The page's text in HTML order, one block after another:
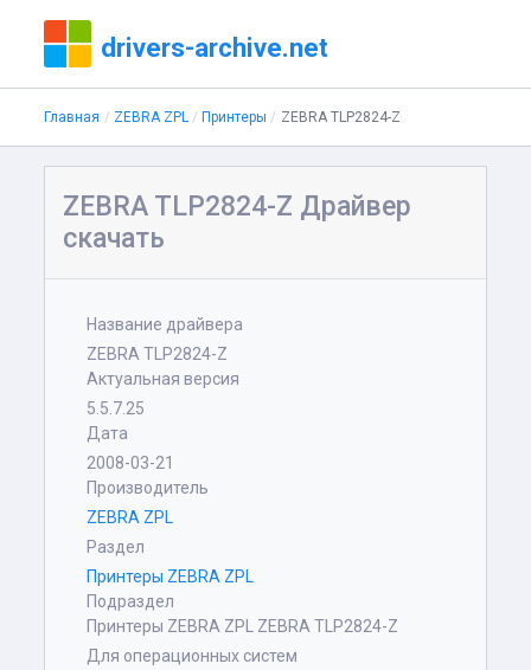
drivers-archive.net
Главная ZEBRA ZPL Принтеры ZEBRA TLP2824-Z
ZEBRA TLP2824-Z Драйвер
скачать
Название драйвера
ZEBRA TLP2824-Z
Актуальная версия
5.5.7.25
Дата
2008-03-21
Производитель
ZEBRA ZPL
Раздел
Принтеры ZEBRA ZPL
Подраздел
Принтеры ZEBRA ZPL ZEBRA TLP2824-Z
Для операционных систем